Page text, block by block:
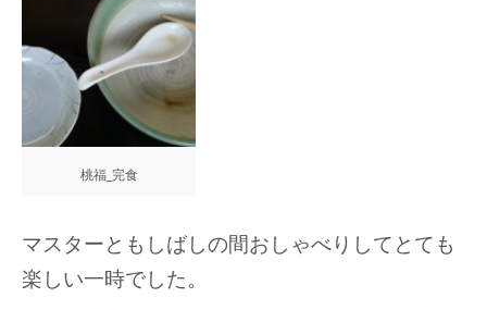
桃福_完食
マスターともしばしの間おしゃべりしてとても
楽しい一時でした。